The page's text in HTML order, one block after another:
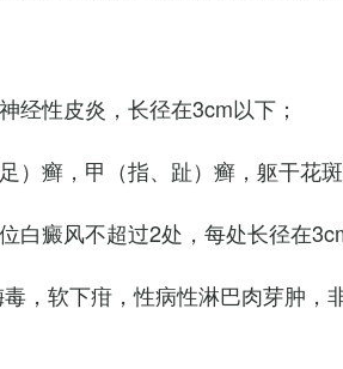
经性皮炎，长径在3cm以下；
）癣，甲（指、趾）癣，躯干花斑
白癜风不超过2处，每处长径在
，软下疳，性病性淋巴肉芽肿，